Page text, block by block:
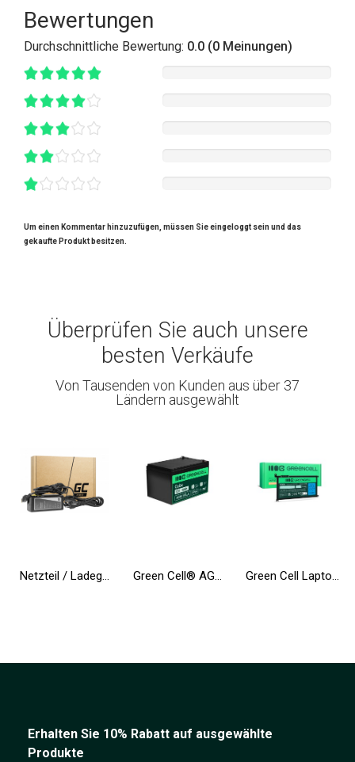
Bewertungen
Durchschnittliche Bewertung: 0.0 (0 Meinungen)
Um einen Kommentar hinzuzufügen, müssen Sie eingeloggt sein und das
gekaufte Produkt besitzen.
Überprüfen Sie auch unsere
besten Verkäufe
Von Tausenden von Kunden aus über 37
Ländern ausgewählt
Netzteil / Ladegerät Green Cell PRO 20V 3.25A 65W für Lenovo B50-80 G50 G50-30 V130-15IKB V310-15IKB IdeaPad S500 ThinkPad S540 Green Cell® AGM Batterie 12V 12Ah Vlies Wartungsfrei Bleiakku für Elektro Spielzeug UPS Rollstuhl Fahrrad Echolot Scooter Green Cell Laptop Akku WDX0R WDXOR für Dell Inspiron 13 5368 5378 5379 14 5482 15 5565 5567 5568 5570 5578 5579 7560 17 5770
Erhalten Sie 10% Rabatt auf ausgewählte
Produkte